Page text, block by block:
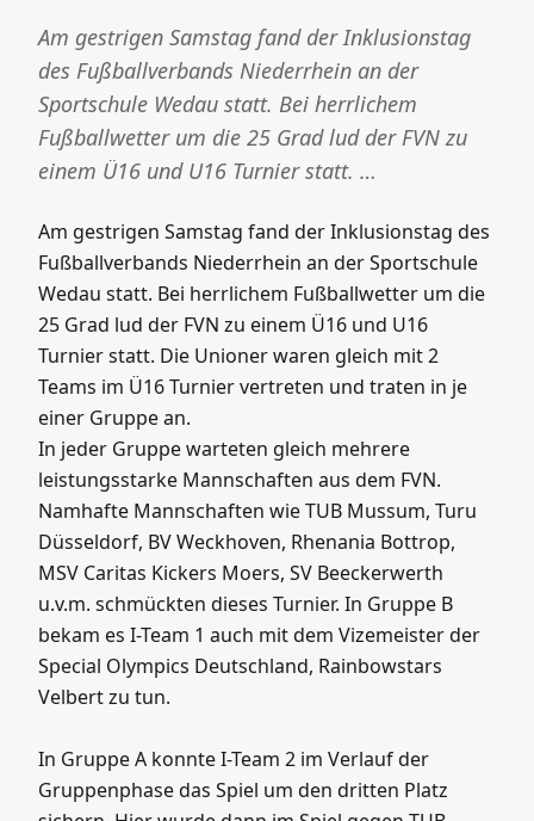
Am gestrigen Samstag fand der Inklusionstag des
Fußballverbands Niederrhein an der Sportschule
Wedau statt. Bei herrlichem Fußballwetter um die
25 Grad lud der FVN zu einem Ü16 und U16
Turnier statt. Die Unioner waren gleich mit 2
einer Gruppe an.
In jeder Gruppe warteten gleich mehrere
leistungsstarke Mannschaften aus dem FVN.
Düsseldorf, BV Weckhoven, Rhenania Bottrop,
u.v.m. schmückten dieses Turnier. In Gruppe B
bekam es I-Team 1 auch mit dem Vizemeister der
Special Olympics Deutschland, Rainbowstars
In Gruppe A konnte I-Team 2 im Verlauf der
Gruppenphase das Spiel um den dritten Platz
Mussum ein torreiches Spiel gesehen, welches
Unentschieden und gingen nicht ins 9 Meter
schießen.